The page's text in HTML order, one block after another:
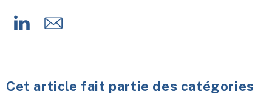
Cet article fait partie des catégories